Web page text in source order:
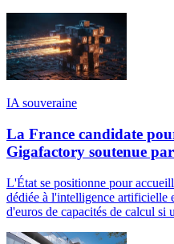
IA souveraine
La France candidate
Gigafactory soutenue
L'État se positionne pour
dédiée à l'intelligence artificielle
d'euros de capacités de calcul si